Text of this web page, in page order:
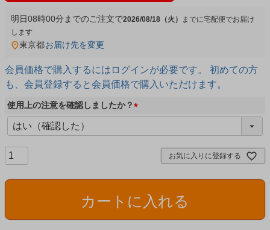
明日08時00分までのご注文で2026/08/18（火） 宅配便
東京都お届け先を変更
会員価格で購入するにはログインが必要です。 初めての方
も、会員登録すると会員価格で購入いただけます。
使用上の注意を確認しましたか？
必
お気に入りに登録する
カートに入れる